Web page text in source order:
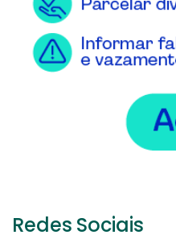
Redes Sociais